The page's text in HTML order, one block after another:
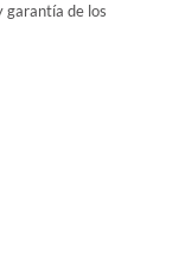
garantía de los